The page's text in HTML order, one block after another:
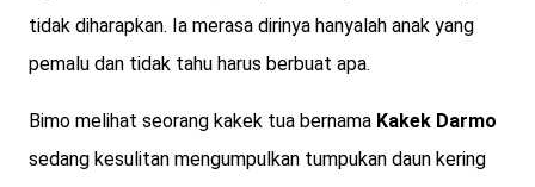
tidak diharapkan. Ia merasa dirinya hanyalah anak yang
pemalu dan tidak tahu harus berbuat apa.
Bimo melihat seorang kakek tua bernama Kakek Darmo
sedang kesulitan mengumpulkan tumpukan daun kering